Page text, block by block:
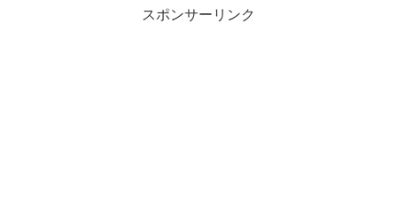
スポンサーリンク